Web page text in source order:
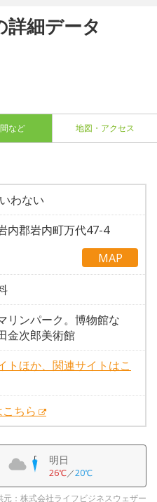
細データ
など 地図・アクセス
わない
内郡岩内町万代47-4
MAP
リンパーク。博物館な
金次郎美術館
トほか、関連サイトはこ
ちら
明日
26℃／20℃
元：株式会社ライフビジネスウェザー